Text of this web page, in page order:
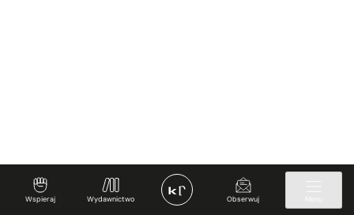
Wspieraj Wydawnictwo Obserwuj